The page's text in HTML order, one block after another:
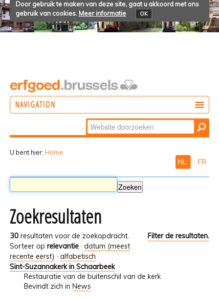
Door gebruik te maken van deze site, gaat u akkoord met ons
gebruik van cookies. Meer informatie OK
NAVIGATION
Zoek
Geavanceerd
U bent hier: Home
NL FR
Zoekresultaten
30 resultaten voor de zoekopdracht.
Filter de resultaten.
Sorteer op relevantie · datum (meest
recente eerst) · alfabetisch
Sint-Suzannakerk in Schaarbeek
Restauratie van de buitenschil van de kerk
Bevindt zich in News